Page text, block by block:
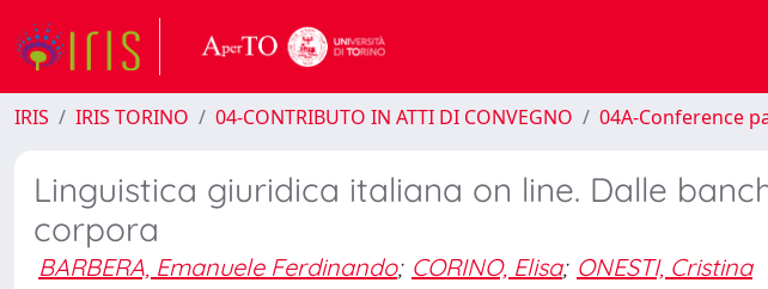
IRIS IRIS TORINO 04-CONTRIBUTO IN ATTI DI CONVEGNO 04A-Conference
Linguistica giuridica italiana on line. Dalle
corpora
BARBERA, Emanuele Ferdinando; CORINO, Elisa; ONESTI, Cristina